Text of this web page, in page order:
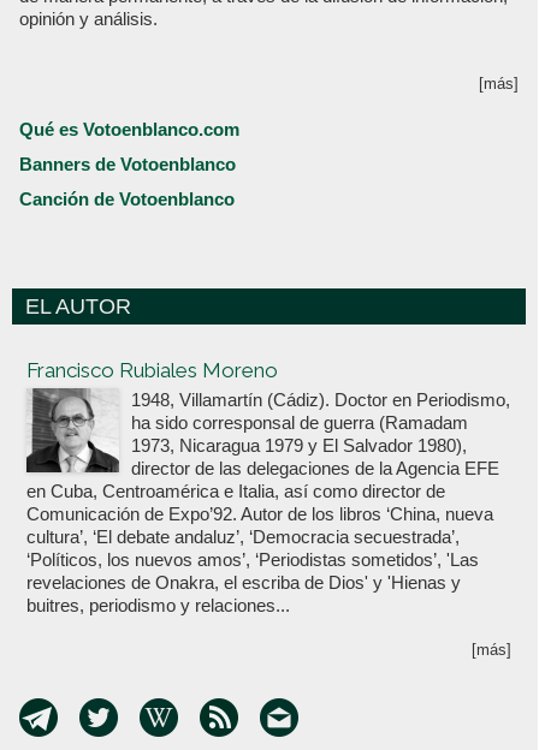
opinión y análisis.
[más]
Qué es Votoenblanco.com
Banners de Votoenblanco
Canción de Votoenblanco
EL AUTOR
Francisco Rubiales Moreno
1948, Villamartín (Cádiz). Doctor en Periodismo,
ha sido corresponsal de guerra (Ramadam
1973, Nicaragua 1979 y El Salvador 1980),
director de las delegaciones de la Agencia EFE
en Cuba, Centroamérica e Italia, así como director de
Comunicación de Expo’92. Autor de los libros ‘China, nueva
cultura’, ‘El debate andaluz’, ‘Democracia secuestrada’,
‘Políticos, los nuevos amos’, ‘Periodistas sometidos’, 'Las
revelaciones de Onakra, el escriba de Dios' y 'Hienas y
buitres, periodismo y relaciones...
[más]